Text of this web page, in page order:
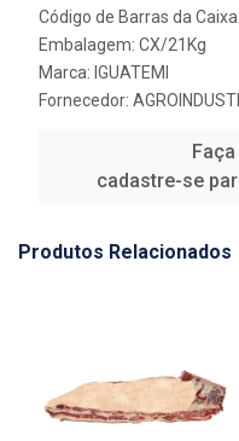
Código de Barras da
Embalagem: CX/21Kg
Marca: IGUATEMI
Fornecedor:
cadastre-se
Produtos Relacionados